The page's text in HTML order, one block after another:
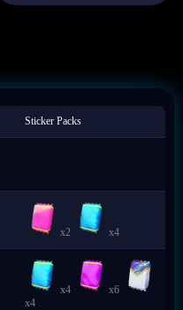
Sticker Packs
x2
x4
x4
x6
x4